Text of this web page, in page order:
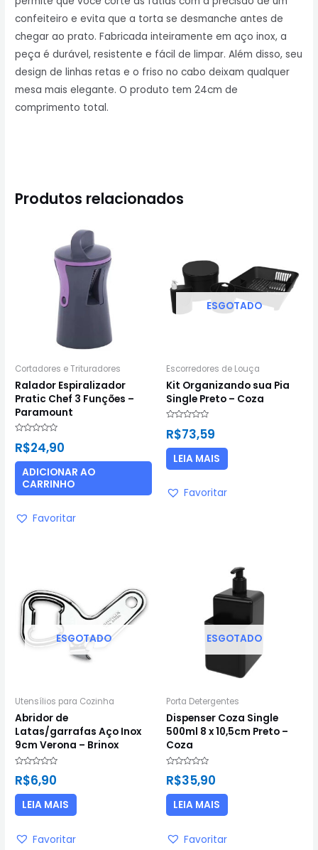
confeiteiro e evita que a torta se desmanche antes de
chegar ao prato. Fabricada inteiramente em aço inox, a
peça é durável, resistente e fácil de limpar. Além disso, seu
design de linhas retas e o friso no cabo deixam qualquer
mesa mais elegante. O produto tem 24cm de
comprimento total.
Produtos relacionados
Cortadores e Trituradores
Ralador Espiralizador
Pratic Chef 3 Funções –
Paramount
0
5
R$24,90
ADICIONAR AO
CARRINHO
Favoritar
ESGOTADO
Escorredores de Louça
Kit Organizando sua Pia
Single Preto – Coza
0
5
R$73,59
LEIA MAIS
Favoritar
ESGOTADO
Utensílios para Cozinha
Abridor de
Latas/garrafas Aço Inox
9cm Verona – Brinox
Avaliação
0
5
R$6,90
LEIA MAIS
Favoritar
ESGOTADO
Porta Detergentes
Dispenser Coza Single
500ml 8 x 10,5cm Preto –
Coza
Avaliação
0
5
R$35,90
LEIA MAIS
Favoritar